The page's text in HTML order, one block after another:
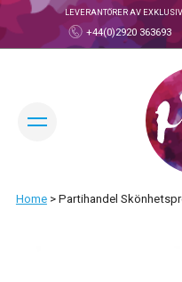
LEVERANTÖRER AV
+44(0)2920 363693
Home >Partihandel